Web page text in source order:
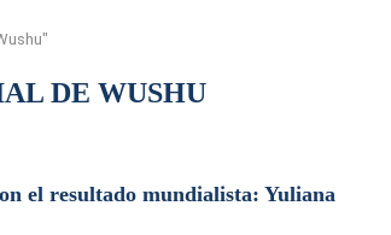
DE WUSHU
el resultado mundialista: Yuliana